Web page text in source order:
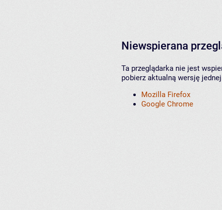
Niewspierana
Ta przeglądarka nie jest
pobierz aktualną wersję
Mozilla Firefox
Google Chrome